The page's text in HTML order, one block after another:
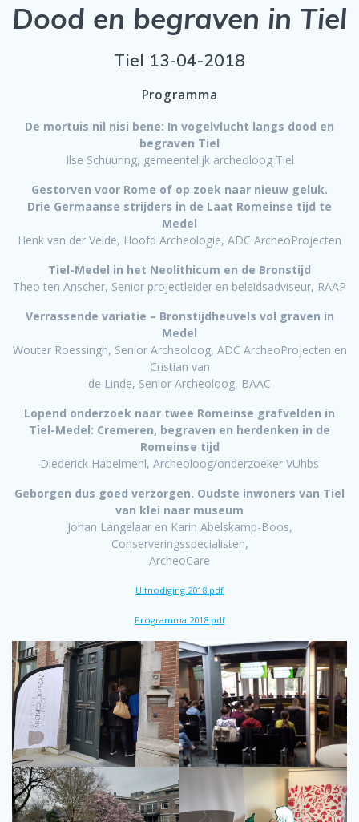
Dood en begraven in Tiel
Tiel 13-04-2018
Programma
De mortuis nil nisi bene: In vogelvlucht langs dood en
begraven Tiel
Ilse Schuuring, gemeentelijk archeoloog Tiel
Gestorven voor Rome of op zoek naar nieuw geluk.
Drie Germaanse strijders in de Laat Romeinse tijd te
Medel
Henk van der Velde, Hoofd Archeologie, ADC ArcheoProjecten
Tiel-Medel in het Neolithicum en de Bronstijd
Theo ten Anscher, Senior projectleider en beleidsadviseur, RAAP
Verrassende variatie – Bronstijdheuvels vol graven in
Medel
Wouter Roessingh, Senior Archeoloog, ADC ArcheoProjecten en
Cristian van
de Linde, Senior Archeoloog, BAAC
Lopend onderzoek naar twee Romeinse grafvelden in
Tiel-Medel: Cremeren, begraven en herdenken in de
Romeinse tijd
Diederick Habelmehl, Archeoloog/onderzoeker VUhbs
Geborgen dus goed verzorgen. Oudste inwoners van Tiel
van klei naar museum
Johan Langelaar en Karin Abelskamp-Boos,
Conserveringsspecialisten,
ArcheoCare
Uitnodiging 2018.pdf
Programma 2018.pdf